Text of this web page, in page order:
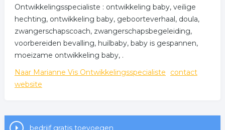
Ontwikkelingsspecialiste : ontwikkeling baby, veilige
hechting, ontwikkeling baby, geboorteverhaal, doula,
zwangerschapscoach, zwangerschapsbegeleiding,
voorbereiden bevalling, huilbaby, baby is gespannen,
moeizame ontwikkeling baby, .
Naar Marianne Vis Ontwikkelingsspecialiste
contact
website
bedrijf gratis toevoegen